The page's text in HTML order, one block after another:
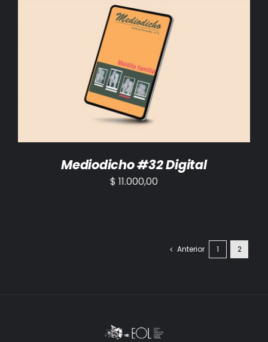
AÑADIR AL CARRITO /
Mediodicho #32 Digital
$ 11.000,00
Anterior 1 2